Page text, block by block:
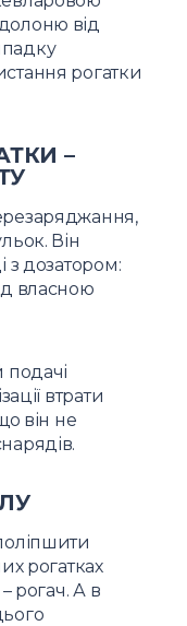
від
рогатки
–
Він
з дозатором:
власною
подачі
втрати
він не
рогатках
рогач. А в